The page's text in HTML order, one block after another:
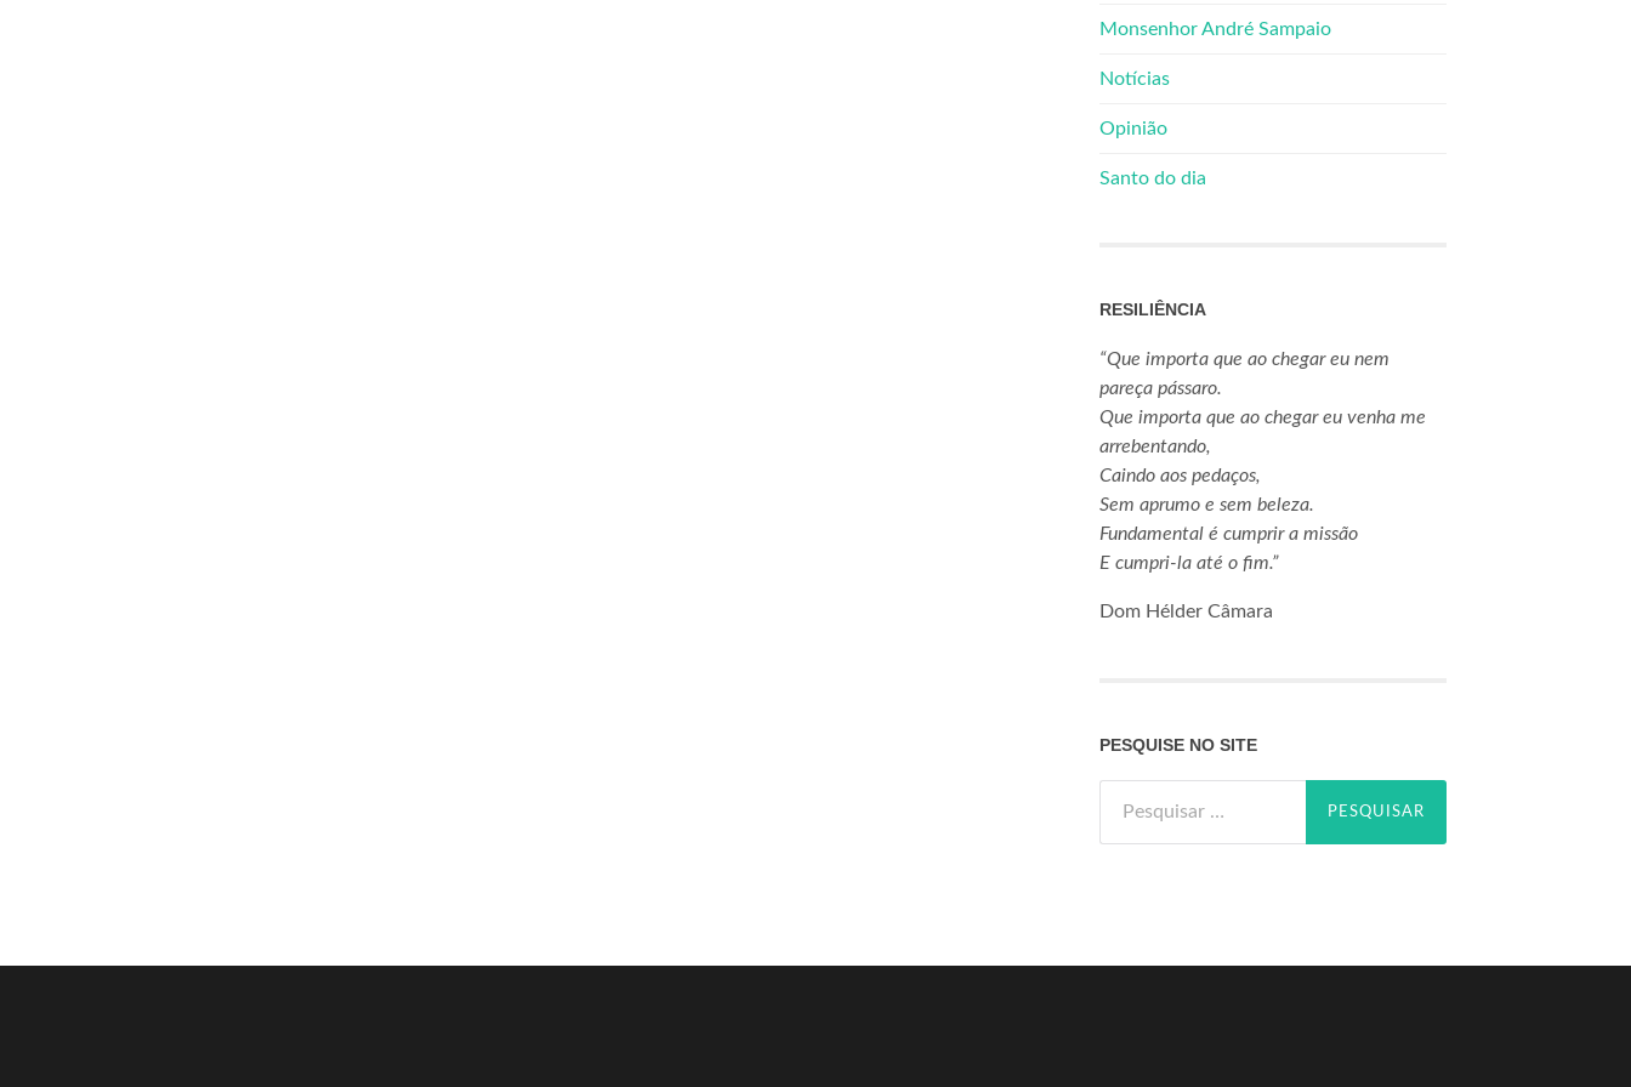
Monsenhor André Sampaio
Notícias
Opinião
Santo do dia
RESILIÊNCIA
“Que importa que ao chegar eu nem
pareça pássaro.
Que importa que ao chegar eu venha me
arrebentando,
Caindo aos pedaços,
Sem aprumo e sem beleza.
Fundamental é cumprir a missão
E cumpri-la até o fim.”
Dom Hélder Câmara
PESQUISE NO SITE
por: